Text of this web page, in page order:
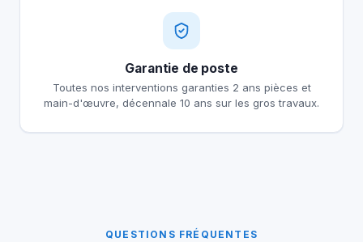
Garantie de poste
Toutes nos interventions garanties 2 ans pièces et
main-d'œuvre, décennale 10 ans sur les gros travaux.
QUESTIONS FRÉQUENTES